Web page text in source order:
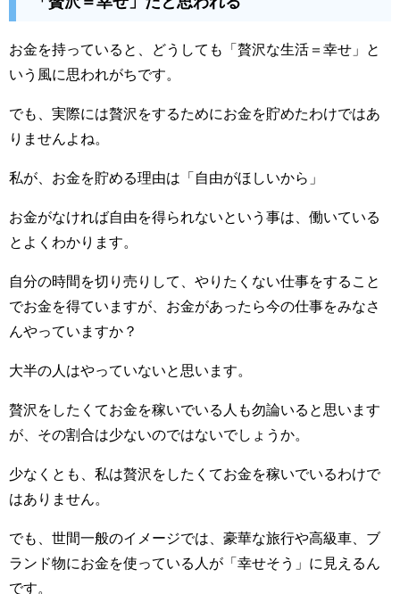
お金を持っていると、どうしても「贅沢な生活＝幸せ」と
いう風に思われがちです。
でも、実際には贅沢をするためにお金を貯めたわけではあ
りませんよね。
私が、お金を貯める理由は「自由がほしいから」
お金がなければ自由を得られないという事は、働いている
とよくわかります。
自分の時間を切り売りして、やりたくない仕事をすること
でお金を得ていますが、お金があったら今の仕事をみなさ
んやっていますか？
大半の人はやっていないと思います。
贅沢をしたくてお金を稼いでいる人も勿論いると思います
が、その割合は少ないのではないでしょうか。
少なくとも、私は贅沢をしたくてお金を稼いでいるわけで
はありません。
でも、世間一般のイメージでは、豪華な旅行や高級車、ブ
ランド物にお金を使っている人が「幸せそう」に見えるん
です。